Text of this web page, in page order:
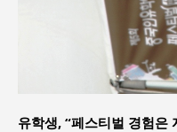
유학생, “페스티벌 경험은